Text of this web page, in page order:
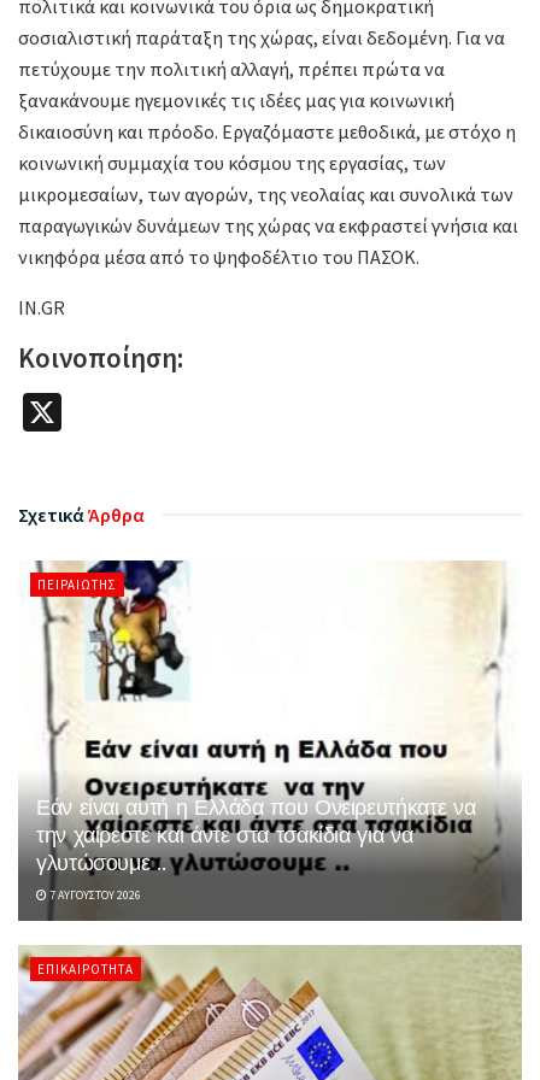
πολιτικά και κοινωνικά του όρια ως δημοκρατική
σοσιαλιστική παράταξη της χώρας, είναι δεδομένη. Για να
πετύχουμε την πολιτική αλλαγή, πρέπει πρώτα να
ξανακάνουμε ηγεμονικές τις ιδέες μας για κοινωνική
δικαιοσύνη και πρόοδο. Εργαζόμαστε μεθοδικά, με στόχο η
κοινωνική συμμαχία του κόσμου της εργασίας, των
μικρομεσαίων, των αγορών, της νεολαίας και συνολικά των
παραγωγικών δυνάμεων της χώρας να εκφραστεί γνήσια και
νικηφόρα μέσα από το ψηφοδέλτιο του ΠΑΣΟΚ.
IN.GR
Κοινοποίηση:
ΣχετικάΆρθρα
ΠΕΙΡΑΙΏΤΗΣ
Εάν είναι αυτή η Ελλάδα που Ονειρευτήκατε να
την χαίρεστε και άντε στα τσακίδια για να
γλυτώσουμε ..
7 ΑΥΓΟΎΣΤΟΥ 2026
ΕΠΙΚΑΙΡΌΤΗΤΑ